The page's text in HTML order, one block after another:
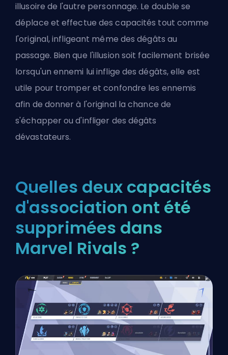
illusoire de l'autre personnage. Le double se
déplace et effectue des capacités tout comme
l'original, infligeant même des dégâts au
passage. Bien que l'illusion soit facilement brisée
lorsqu'un ennemi lui inflige des dégâts, elle est
utile pour tromper et confondre les ennemis
afin de donner à l'original la chance de
s'échapper ou d'infliger des dégâts
dévastateurs.
Quelles deux capacités
d'association ont été
supprimées dans
Marvel Rivals ?